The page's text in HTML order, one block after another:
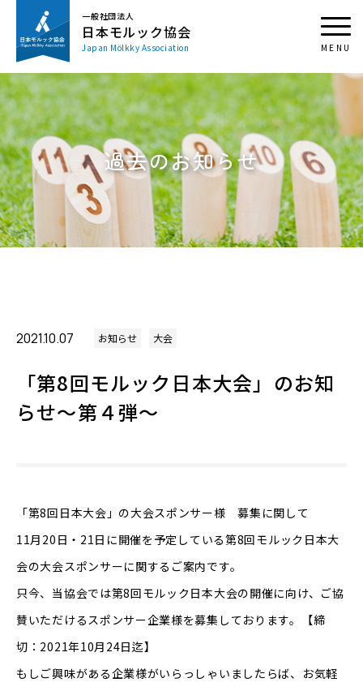
一般社団法人
日本モルック協会
Japan Mölkky Association
過去のお知らせ
2021.10.07 お知らせ 大会
「第8回モルック日本大会」のお知
らせ～第４弾～
「第8回日本大会」の大会スポンサー様 募集に関して
11月20日・21日に開催を予定している第8回モルック日本大
会の大会スポンサーに関するご案内です。
只今、当協会では第8回モルック日本大会の開催に向け、ご協
賛いただけるスポンサー企業様を募集しております。【締
切：2021年10月24日迄】
もしご興味がある企業様がいらっしゃいましたらば、お気軽